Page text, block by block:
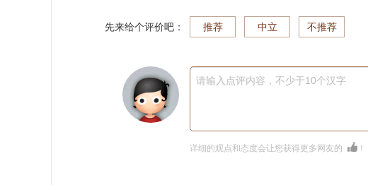
先来给个评价吧： 推荐 中立 不推荐
请输入点评内容，不少于10个汉字
详细的观点和态度会让您获得更多网友的 ！